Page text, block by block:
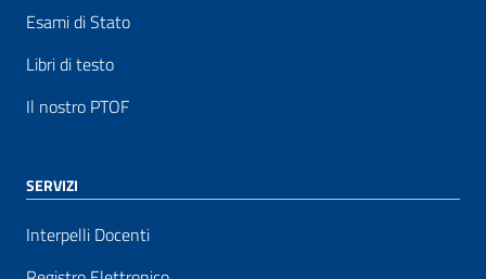
Esami di Stato
Libri di testo
Il nostro PTOF
SERVIZI
Interpelli Docenti